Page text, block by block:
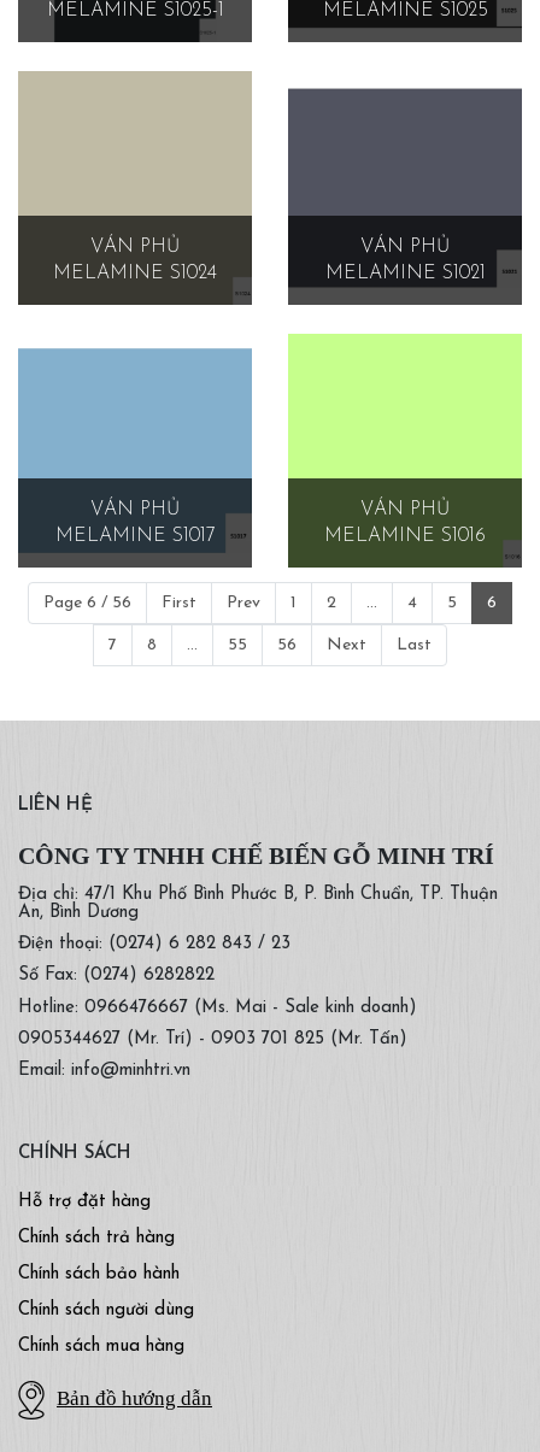
MELAMINE S1025-1
MELAMINE S1025
VÁN PHỦ
MELAMINE S1024
VÁN PHỦ
MELAMINE S1021
VÁN PHỦ
MELAMINE S1017
VÁN PHỦ
MELAMINE S1016
Page 6 / 56 First Prev 1 2 ... 4 5 6
7 8 ... 55 56 Next Last
LIÊN HỆ
CÔNG TY TNHH CHẾ BIẾN GỖ MINH TRÍ
Địa chỉ: 47/1 Khu Phố Bình Phước B, P. Bình Chuẩn, TP. Thuận
An, Bình Dương
Điện thoại: (0274) 6 282 843 / 23
Số Fax: (0274) 6282822
Hotline: 0966476667 (Ms. Mai - Sale kinh doanh)
0905344627 (Mr. Trí) - 0903 701 825 (Mr. Tấn)
Email: info@minhtri.vn
CHÍNH SÁCH
Hỗ trợ đặt hàng
Chính sách trả hàng
Chính sách bảo hành
Chính sách người dùng
Chính sách mua hàng
Bản đồ hướng dẫn